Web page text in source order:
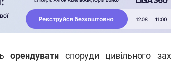
орендувати споруди цивільного